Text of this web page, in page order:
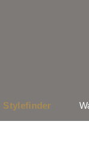
Stylefinder